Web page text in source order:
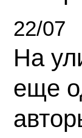
22/07
На
еще